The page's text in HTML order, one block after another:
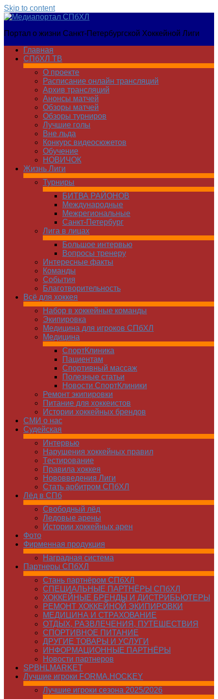
Skip to content
Медиапортал
Портал о жизни Санкт-Петербургской Хоккейной Лиги
Главная
СПбХЛ ТВ
О проекте
Расписание онлайн трансляций
Архив трансляций
Анонсы матчей
Обзоры матчей
Обзоры турниров
Лучшие голы
Вне льда
Конкурс видеосюжетов
Обучение
НОВИЧОК
Жизнь Лиги
Турниры
БИТВА РАЙОНОВ
Международные
Межрегиональные
Санкт-Петербург
Лига в лицах
Большое интервью
Вопросы тренеру
Интересные факты
Команды
Cобытия
Благотворительность
Всё для хоккея
Набор в хоккейные команды
Экипировка
Медицина для игроков СПбХЛ
Медицина
СпортКлиника
Пациентам
Спортивный массаж
Полезные статьи
Новости СпортКлиники
Ремонт экипировки
Питание для хоккеистов
Истории хоккейных брендов
СМИ о нас
Судейская
Интервью
Нарушения хоккейных правил
Тестирование
Правила хоккея
Нововведения Лиги
Стать арбитром СПбХЛ
Лёд в СПб
Свободный лёд
Ледовые арены
Истории хоккейных арен
Фото
Фирменная продукция
Наградная система
Партнеры СПбХЛ
Стань партнёром СПбХЛ
СПЕЦИАЛЬНЫЕ ПАРТНЁРЫ СПбХЛ
ХОККЕЙНЫЕ БРЕНДЫ И ДИСТРИБЬЮТЕРЫ
РЕМОНТ ХОККЕЙНОЙ ЭКИПИРОВКИ
МЕДИЦИНА И СТРАХОВАНИЕ
ОТДЫХ, РАЗВЛЕЧЕНИЯ, ПУТЕШЕСТВИЯ
СПОРТИВНОЕ ПИТАНИЕ
ДРУГИЕ ТОВАРЫ И УСЛУГИ
ИНФОРМАЦИОННЫЕ ПАРТНЁРЫ
Новости партнеров
SPBHLMARKET
Лучшие игроки FORMA.HOCKEY
Лучшие игроки сезона 2025/2026